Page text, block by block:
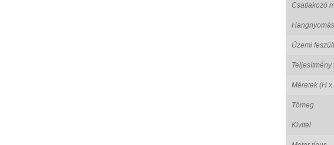
Csatlakozó
Üzemi
Teljesítmény
Méretek (H x
Tömeg
Kivitel